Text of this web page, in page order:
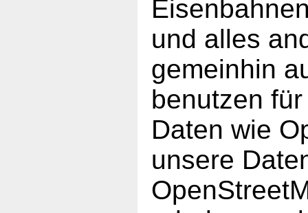
und alles
gemeinhin
benutzen
Daten wie
unsere